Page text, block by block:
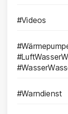
#Videos
#Warndienst